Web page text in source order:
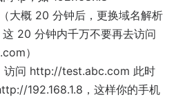
大概 20 分钟后，更换域名解析
20 分钟内千万不要再去访问
）
访问 http://test.abc.com 此时
192.168.1.8，这样你的手机